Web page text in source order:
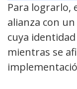
Para lograrlo,
alianza con
cuya
mientras se